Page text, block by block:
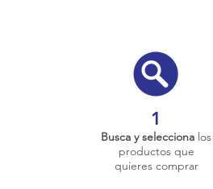
1
Busca y selecciona los
productos que
quieres comprar